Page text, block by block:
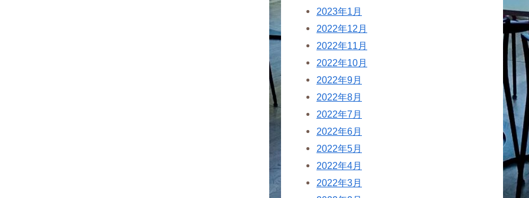
2023年1月
2022年12月
2022年11月
2022年10月
2022年9月
2022年8月
2022年7月
2022年6月
2022年5月
2022年4月
2022年3月